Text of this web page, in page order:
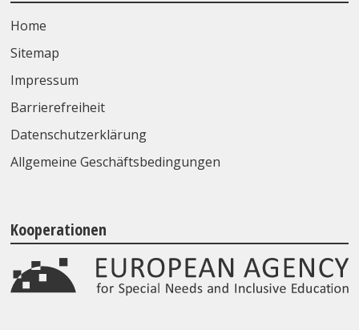
Home
Sitemap
Impressum
Barrierefreiheit
Datenschutzerklärung
Allgemeine Geschäftsbedingungen
Kooperationen